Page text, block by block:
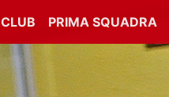
CLUB PRIMA SQUADRA